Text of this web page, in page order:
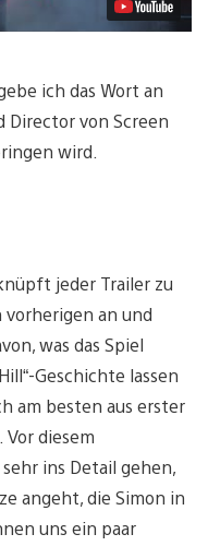
ich das Wort an
Director von Screen
wird.
jeder Trailer zu
an und
was das Spiel
Geschichte lassen
am besten aus erster
diesem
ins Detail gehen,
angeht, die Simon in
uns ein paar